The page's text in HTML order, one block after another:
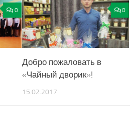
0 0
Добро пожаловать в
«Чайный дворик»!
15.02.2017